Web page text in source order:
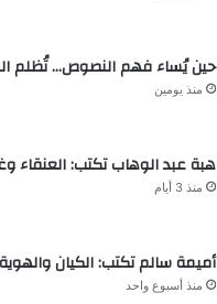
حين يُساء فهم النصوص… تُظلم
منذ يومين
هبة عبد الوهاب تكتب: العنقاء
منذ 3 أيام
أميمة سالم تكتب: الكيان والهوية
منذ أسبوع واحد